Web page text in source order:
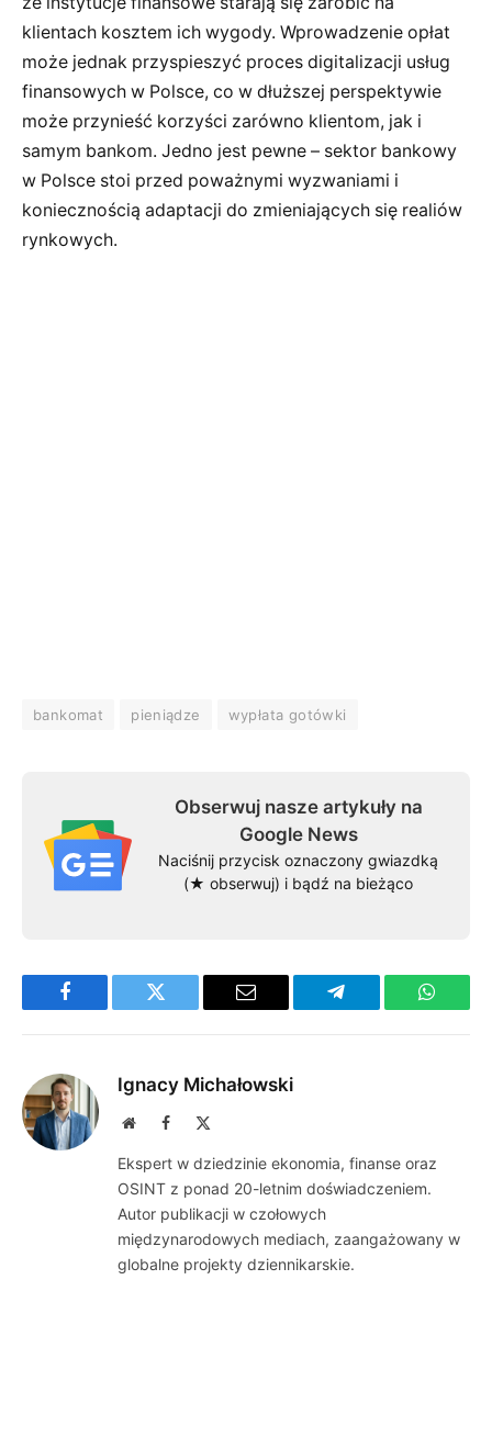
klientach kosztem ich wygody. Wprowadzenie opłat
może jednak przyspieszyć proces digitalizacji usług
finansowych w Polsce, co w dłuższej perspektywie
może przynieść korzyści zarówno klientom, jak i
samym bankom. Jedno jest pewne – sektor bankowy
w Polsce stoi przed poważnymi wyzwaniami i
koniecznością adaptacji do zmieniających się realiów
rynkowych.
bankomat pieniądze wypłata gotówki
Obserwuj nasze artykuły na
Google News
Naciśnij przycisk oznaczony gwiazdką
(★ obserwuj) i bądź na bieżąco
Facebook Twitter Email Telegram
Ignacy Michałowski
WebsiteFacebook
Ekspert w dziedzinie ekonomia, finanse oraz
OSINT z ponad 20-letnim doświadczeniem.
Autor publikacji w czołowych
międzynarodowych mediach, zaangażowany w
globalne projekty dziennikarskie.